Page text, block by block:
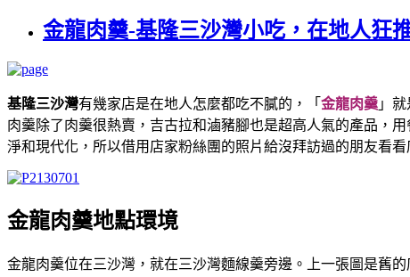
金龍肉羹-基隆三沙灣小吃，在地人狂
基隆三沙灣有幾家店是在地人怎麼都吃不膩的，「 金龍肉羹 」
肉羹除了肉羹很熱賣，吉古拉和滷豬腳也是超高人氣的產品，
淨和現代化，所以借用店家粉絲團的照片給沒拜訪過的朋友看
金龍肉羹地點環境
金龍肉羹位在三沙灣，就在三沙灣麵線羹旁邊。上一張圖是舊